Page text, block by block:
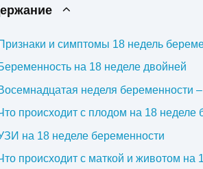
и симптомы 18 недель
на 18 неделе двойней
неделя беременности –
происходит с плодом на 18 неделе
на 18 неделе беременности
происходит с маткой и животом на